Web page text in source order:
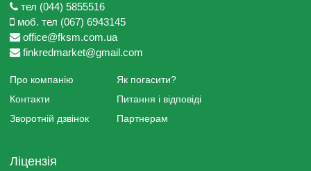
тел (044) 5855516
моб. тел (067) 6943145
office@fksm.com.ua
finkredmarket@gmail.com
Про компанію
Контакти
Зворотній дзвінок
Як погасити?
Питання і відповіді
Партнерам
Ліцензія